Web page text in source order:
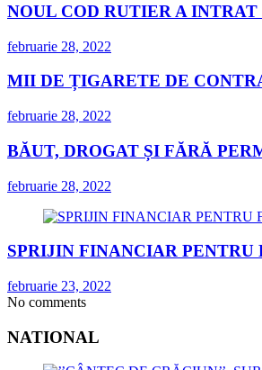
NOUL COD RUTIER A
februarie 28, 2022
MII DE ȚIGARETE DE
februarie 28, 2022
BĂUT, DROGAT ȘI FĂRĂ
februarie 28, 2022
SPRIJIN FINANCIAR PENTRU
februarie 23, 2022
No comments
NATIONAL